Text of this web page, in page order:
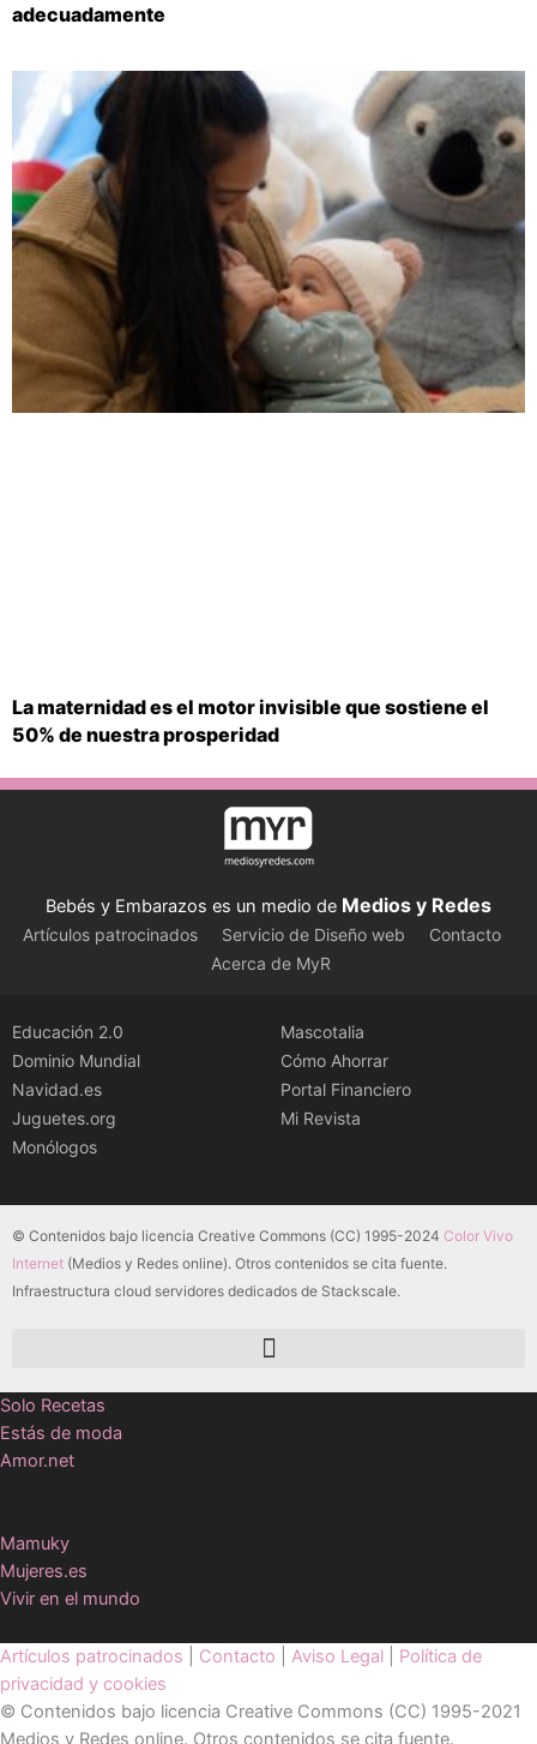
adecuadamente
La maternidad es el motor invisible que sostiene el
50% de nuestra prosperidad
Bebés y Embarazos es un medio de Medios y Redes
Artículos patrocinados Servicio de Diseño web
Contacto
Acerca de MyR
Educación 2.0
Dominio Mundial
Navidad.es
Juguetes.org
Monólogos
Mascotalia
Cómo Ahorrar
Portal Financiero
Mi Revista
© Contenidos bajo licencia Creative Commons (CC) 1995-2024 Color Vivo
Internet (Medios y Redes online). Otros contenidos se cita fuente.
Infraestructura cloud servidores dedicados de Stackscale.
Solo Recetas
Estás de moda
Amor.net
Mamuky
Mujeres.es
Vivir en el mundo
Artículos patrocinados Contacto Aviso Legal
Política de
privacidad y cookies
© Contenidos bajo licencia Creative Commons (CC) 1995-2021